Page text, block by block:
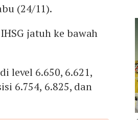
(24/11).
jatuh ke bawah
level 6.650, 6.621,
6.754, 6.825, dan